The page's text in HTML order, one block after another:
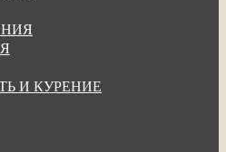
И КУРЕНИЕ